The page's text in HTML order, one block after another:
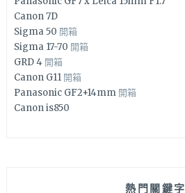
Canon 7D
Sigma 50 開箱
Sigma 17-70 開箱
GRD 4 開箱
Canon G11 開箱
Panasonic GF2+14mm 開箱
Canon is850
熱門關鍵字